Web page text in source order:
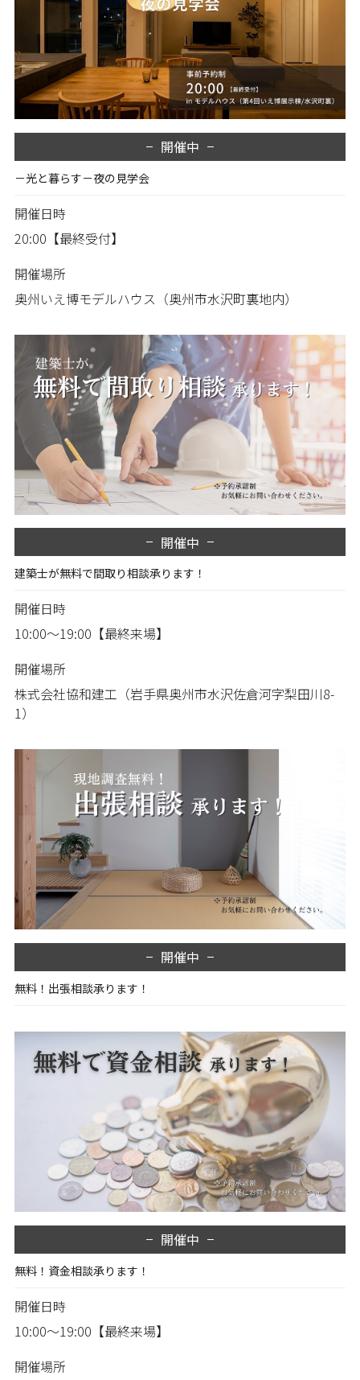
開催中
－光と暮らす－夜の見学会
開催日時
20:00【最終受付】
開催場所
奥州いえ博モデルハウス（奥州市水沢町裏地内）
開催中
建築士が無料で間取り相談承ります！
開催日時
10:00～19:00【最終来場】
開催場所
株式会社協和建工（岩手県奥州市水沢佐倉河字梨田川8-
1）
開催中
無料！出張相談承ります！
開催中
無料！資金相談承ります！
開催日時
10:00～19:00【最終来場】
開催場所